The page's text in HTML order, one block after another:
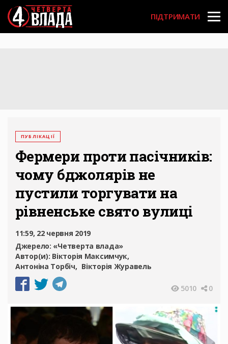
Перейти
до
основного
вмісту
User
account
ПІДТРИМАТИ
ПУБЛІКАЦІЇ
Фермери проти пасічників:
чому бджолярів не
пустили торгувати на
рівненське свято вулиці
11:59, 22 червня 2019
Джерело: «Четверта влада»
Автор(и): Вікторія Максимчук
Антоніна Торбіч
Вікторія Журавель
5010 0